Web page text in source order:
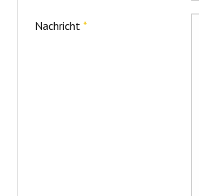
Nachricht *